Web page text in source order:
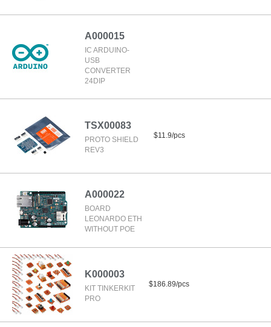
A000015
IC ARDUINO-
USB
CONVERTER
24DIP
TSX00083
PROTO SHIELD
REV3
$11.9/pcs
A000022
BOARD
LEONARDO ETH
WITHOUT POE
K000003
KIT TINKERKIT
PRO
$186.89/pcs